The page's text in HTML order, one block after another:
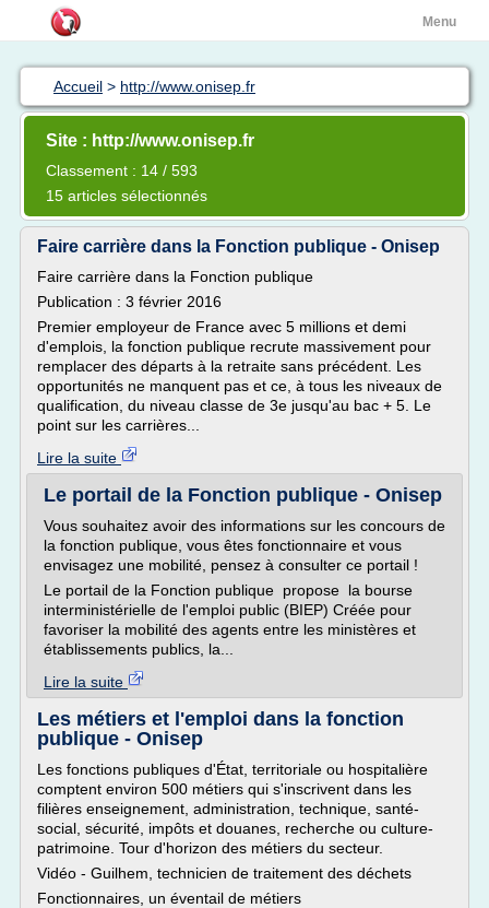
Menu
Accueil > http://www.onisep.fr
Site : http://www.onisep.fr
Classement : 14 / 593
15 articles sélectionnés
Faire carrière dans la Fonction publique - Onisep
Faire carrière dans la Fonction publique
Publication : 3 février 2016
Premier employeur de France avec 5 millions et demi
d'emplois, la fonction publique recrute massivement pour
remplacer des départs à la retraite sans précédent. Les
opportunités ne manquent pas et ce, à tous les niveaux de
qualification, du niveau classe de 3e jusqu'au bac + 5. Le
point sur les carrières...
Lire la suite
Le portail de la Fonction publique - Onisep
Vous souhaitez avoir des informations sur les concours de
la fonction publique, vous êtes fonctionnaire et vous
envisagez une mobilité, pensez à consulter ce portail !
Le portail de la Fonction publique propose la bourse
interministérielle de l'emploi public (BIEP) Créée pour
favoriser la mobilité des agents entre les ministères et
établissements publics, la...
Lire la suite
Les métiers et l'emploi dans la fonction
publique - Onisep
Les fonctions publiques d'État, territoriale ou hospitalière
comptent environ 500 métiers qui s'inscrivent dans les
filières enseignement, administration, technique, santé-
social, sécurité, impôts et douanes, recherche ou culture-
patrimoine. Tour d'horizon des métiers du secteur.
Vidéo - Guilhem, technicien de traitement des déchets
Fonctionnaires, un éventail de métiers